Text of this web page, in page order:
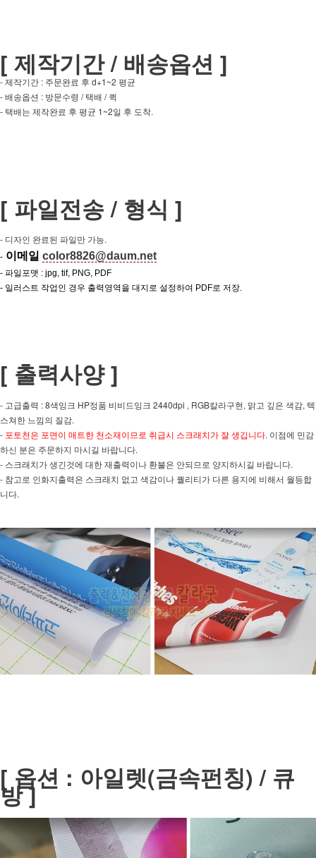
[ 제작기간 / 배송옵션 ]
- 제작기간 : 주문완료 후 d+1~2 평균
- 배송옵션 : 방문수령 / 택배 / 퀵
- 택배는 제작완료 후 평균 1~2일 후 도착.
[ 파일전송 / 형식 ]
- 디자인 완료된 파일만 가능.
- 이메일 color8826@daum.net
- 파일포맷 : jpg, tif, PNG, PDF
- 일러스트 작업인 경우 출력영역을 대지로 설정하여 PDF로 저장.
[ 출력사양 ]
- 고급출력 : 8색잉크 HP정품 비비드잉크 2440dpi , RGB칼라구현, 맑고 깊은 색감, 텍
스쳐한 느낌의 질감.
- 포토천은 포면이 매트한 천소재이므로 취급시 스크래치가 잘 생깁니다. 이점에 민감
하신 분은 주문하지 마시길 바랍니다.
- 스크래치가 생긴것에 대한 재출력이나 환불은 안되므로 양지하시길 바랍니다.
- 참고로 인화지출력은 스크래치 없고 색감이나 퀄리티가 다른 용지에 비해서 월등합
니다.
[ 옵션 : 아일렛(금속펀칭) / 큐
방 ]